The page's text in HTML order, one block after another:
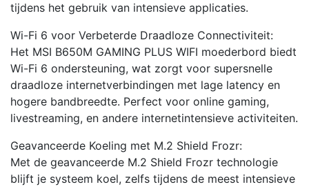
tijdens het gebruik van intensieve applicaties.
Wi-Fi 6 voor Verbeterde Draadloze Connectiviteit:
Het MSI B650M GAMING PLUS WIFI moederbord biedt
Wi-Fi 6 ondersteuning, wat zorgt voor supersnelle
draadloze internetverbindingen met lage latency en
hogere bandbreedte. Perfect voor online gaming,
livestreaming, en andere internetintensieve activiteiten.
Geavanceerde Koeling met M.2 Shield Frozr:
Met de geavanceerde M.2 Shield Frozr technologie
blijft je systeem koel, zelfs tijdens de meest intensieve